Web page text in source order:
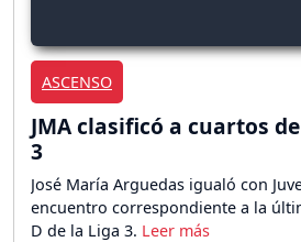
ASCENSO
JMA clasificó a cuartos
3
José María Arguedas igualó con
encuentro correspondiente a la
D de la Liga 3.